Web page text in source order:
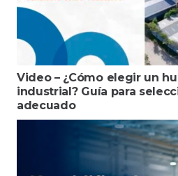
Video – ¿Cómo elegir un
industrial? Guía para
adecuado